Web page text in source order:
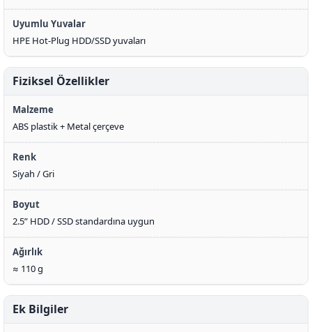
Uyumlu Yuvalar
HPE Hot-Plug HDD/SSD yuvaları
Fiziksel Özellikler
Malzeme
ABS plastik + Metal çerçeve
Renk
Siyah / Gri
Boyut
2.5” HDD / SSD standardına uygun
Ağırlık
≈ 110 g
Ek Bilgiler